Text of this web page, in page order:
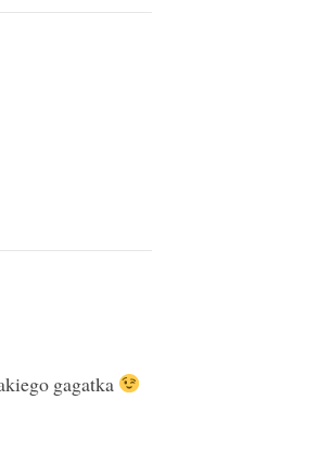
gagatka